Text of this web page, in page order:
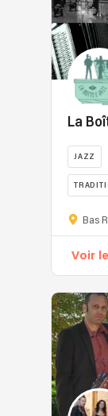
La
JAZZ
Bas
Voir